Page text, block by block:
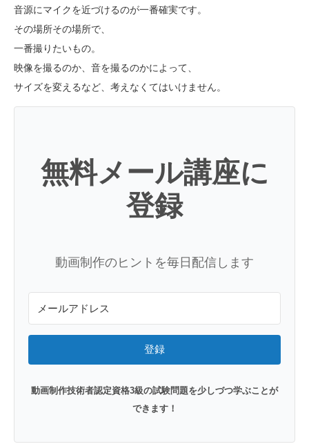
音源にマイクを近づけるのが一番確実です。
その場所その場所で、
一番撮りたいもの。
映像を撮るのか、音を撮るのかによって、
サイズを変えるなど、考えなくてはいけません。
無料メール講座に
登録
動画制作のヒントを毎日配信します
登録
動画制作技術者認定資格3級の試験問題を少しづつ学ぶことが
できます！